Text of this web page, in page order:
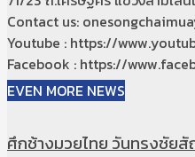
Contact us:
Youtube : https://
Facebook : https://
EVEN MORE NEWS
ศึกช้างมวยไทย วันทรงชัยสั